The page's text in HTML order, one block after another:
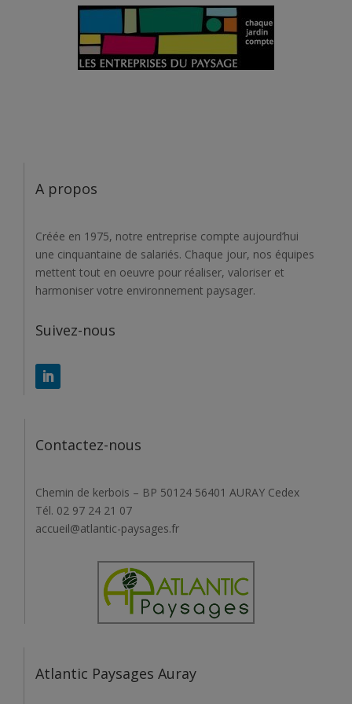
A propos
Créée en 1975, notre entreprise compte aujourd’hui
une cinquantaine de salariés. Chaque jour, nos équipes
mettent tout en oeuvre pour réaliser, valoriser et
harmoniser votre environnement paysager.
Suivez-nous
Contactez-nous
Chemin de kerbois – BP 50124 56401 AURAY Cedex
Tél. 02 97 24 21 07
accueil@atlantic-paysages.fr
Atlantic Paysages Auray